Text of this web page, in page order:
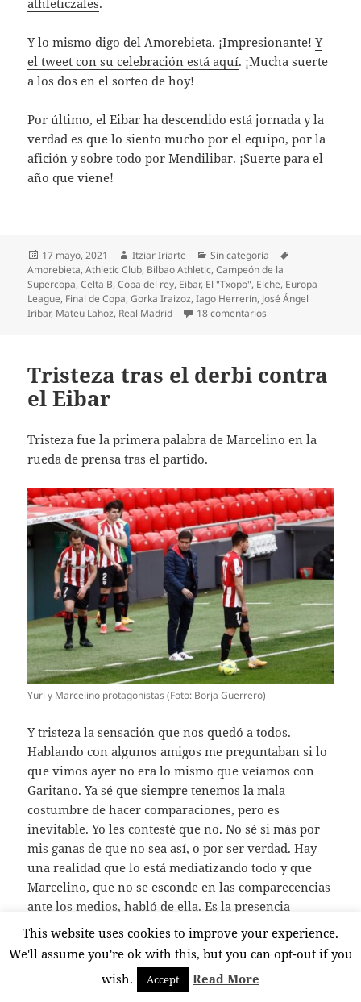
athleticzales.
Y lo mismo digo del Amorebieta. ¡Impresionante!Y
el tweet con su celebración está aquí. ¡Mucha suerte
a los dos en el sorteo de hoy!
Por último, el Eibar ha descendido está jornada y la
verdad es que lo siento mucho por el equipo, por la
afición y sobre todo por Mendilibar. ¡Suerte para el
año que viene!
Publicado
el
17 mayo, 2021 Autor
Itziar Iriarte Categorías
Sin categoría
Amorebieta,Athletic Club, Bilbao Athletic,Campeón de la
Supercopa,Celta B,Copa del rey, Eibar, El "Txopo", Elche, Europa
League, Final de Copa,Gorka Iraizoz,Iago Herrerín, José Ángel
Iribar, Mateu Lahoz, Real Madrid 18 comentarios
Tristeza tras el derbi contra
el Eibar
Tristeza fue la primera palabra de Marcelino en la
rueda de prensa tras el partido.
Yuri y Marcelino protagonistas (Foto: Borja Guerrero)
Y tristeza la sensación que nos quedó a todos.
Hablando con algunos amigos me preguntaban si lo
que vimos ayer no era lo mismo que veíamos con
Garitano. Ya sé que siempre tenemos la mala
costumbre de hacer comparaciones, pero es
inevitable. Yo les contesté que no. No sé si más por
mis ganas de que no sea así, o por ser verdad. Hay
una realidad que lo está mediatizando todo y que
Marcelino, que no se esconde en las comparecencias
ante los medios, habló de ella. Es la presencia
inminente de las finales, que hace que muchas cosas
se hagan distinto. De hecho, yo con el encuentro de
ayer, en otras circunstancias hubiese tenido un
cabreo sordo, pero no sentí, curiosamente, más que
This website uses cookies to improve your experience.
We'll assume you're ok with this, but you can opt-out if you
wish.
Accept Read More